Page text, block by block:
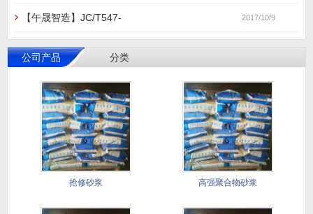
【午晟智造】JC/T547- 2017/10/9
公司产品 分类
抢修砂浆 高强聚合物砂浆